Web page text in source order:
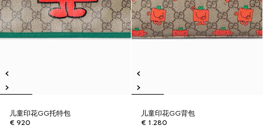
儿童印花GG托特包
€ 920
儿童印花GG背包
€ 1.280